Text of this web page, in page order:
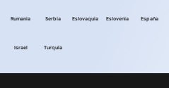
Rumania Serbia Eslovaquia Eslovenia España
Israel Turquía